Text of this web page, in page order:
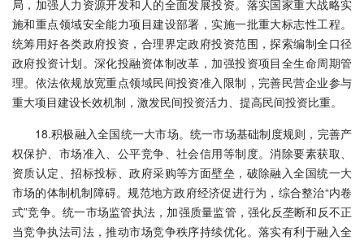
局，加强人力资源开发和人的全面发展投资。落实国家重大战略实
施和重点领域安全能力项目建设部署，实施一批重大标志性工程。
统筹用好各类政府投资，合理界定政府投资范围，探索编制全口径
政府投资计划。深化投融资体制改革，加强投资项目全生命周期管
理。依法依规放宽重点领域民间投资准入限制，完善民营企业参与
重大项目建设长效机制，激发民间投资活力、提高民间投资比重。
18.积极融入全国统一大市场。统一市场基础制度规则，完善产
权保护、市场准入、公平竞争、社会信用等制度。消除要素获取、
资质认定、招标投标、政府采购等方面壁垒，破除融入全国统一大
市场的体制机制障碍。规范地方政府经济促进行为，综合整治“内卷
式”竞争。统一市场监管执法，加强质量监管，强化反垄断和反不正
当竞争执法司法，推动市场竞争秩序持续优化。落实有利于融入全